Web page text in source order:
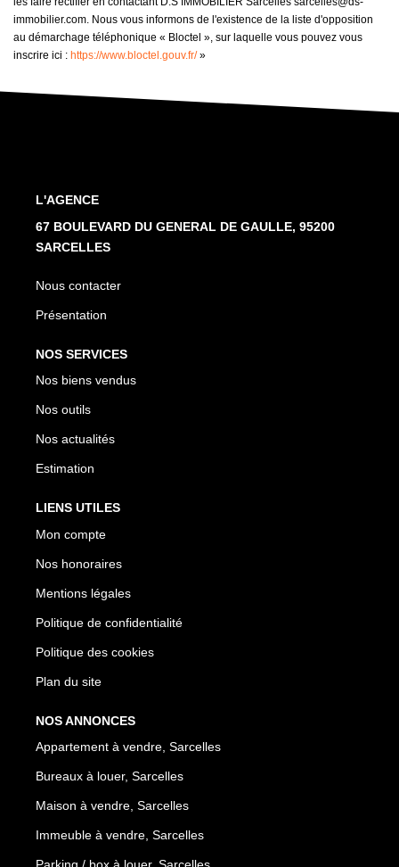
immobilier.com. Nous vous informons de l'existence de la liste d'opposition
au démarchage téléphonique « Bloctel », sur laquelle vous pouvez vous
inscrire ici : https://www.bloctel.gouv.fr/»
L'AGENCE
67 BOULEVARD DU GENERAL DE GAULLE, 95200
SARCELLES
Nous contacter
Présentation
NOS SERVICES
Nos biens vendus
Nos outils
Nos actualités
Estimation
LIENS UTILES
Mon compte
Nos honoraires
Mentions légales
Politique de confidentialité
Politique des cookies
Plan du site
NOS ANNONCES
Appartement à vendre, Sarcelles
Bureaux à louer, Sarcelles
Maison à vendre, Sarcelles
Immeuble à vendre, Sarcelles